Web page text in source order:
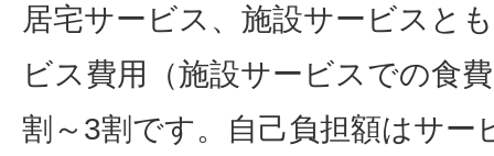
居宅サービス、施設サービスと
ビス費用（施設サービスでの食
割～3割です。自己負担額はサー